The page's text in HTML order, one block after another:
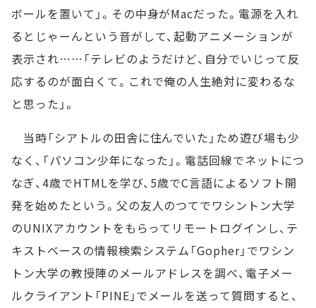
ボールを置いて」。その中身がMacだった。電源を入れ
るとじゃーんという音がして、起動アニメーションが
表示され……「テレビのようだけど、自分でいじって反
応するのが面白くて。これで俺の人生絶対に変わるな
と思った」。
当時「シアトルの田舎に住んでいた」ため遊び場も少
なく、「パソコン少年になった」。電話回線でネットにつ
なぎ、4歳でHTMLを学び、5歳でC言語によるソフト開
発を始めたという。父の友人のつてでワシントン大学
のUNIXアカウントをもらってリモートログインし、テ
キストベースの情報検索システム「Gopher」でワシン
トン大学の教授陣のメールアドレスを調べ、電子メー
ルクライアント「PINE」でメールを送って質問すると、